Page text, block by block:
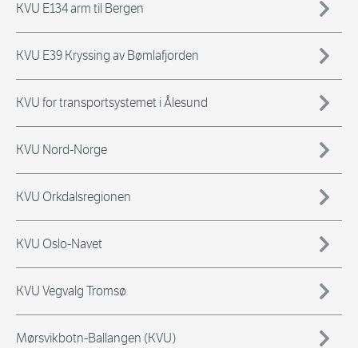
KVU E134 arm til Bergen
KVU E39 Kryssing av Bømlafjorden
KVU for transportsystemet i Ålesund
KVU Nord-Norge
KVU Orkdalsregionen
KVU Oslo-Navet
KVU Vegvalg Tromsø
Mørsvikbotn-Ballangen (KVU)